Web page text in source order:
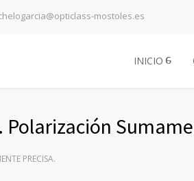
mostoles.es
INICIO
PRECISA.